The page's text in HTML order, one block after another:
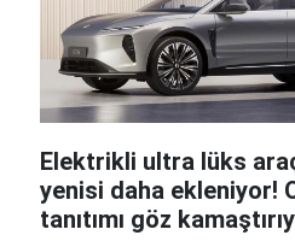
Elektrikli ultra lüks
yenisi daha ekleniyor!
tanıtımı göz